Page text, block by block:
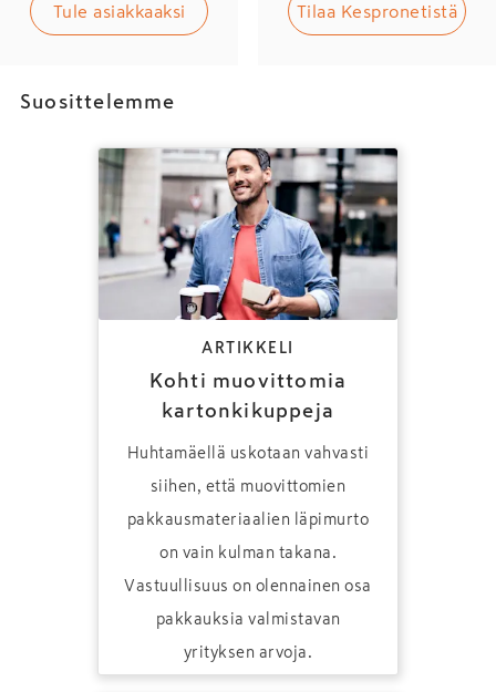
Tule asiakkaaksi Tilaa Kespronetistä
Suosittelemme
ARTIKKELI
Kohti muovittomia
kartonkikuppeja
Huhtamäellä uskotaan vahvasti
siihen, että muovittomien
pakkausmateriaalien läpimurto
on vain kulman takana.
Vastuullisuus on olennainen osa
pakkauksia valmistavan
yrityksen arvoja.